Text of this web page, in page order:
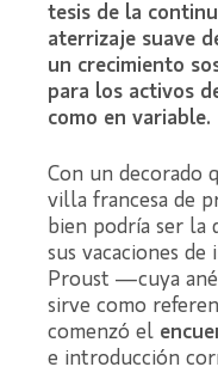
tesis de la
aterrizaje suave
un crecimiento
para los activos
como en variable.
Con un decorado
villa francesa de
bien podría ser la
sus vacaciones
Proust —cuya
sirve como
comenzó el
e introducción